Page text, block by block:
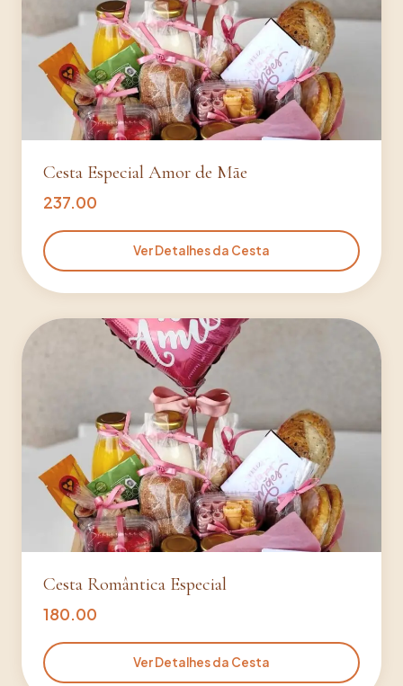
Cesta Especial Amor de Mãe
237.00
Ver Detalhes da Cesta
Cesta Romântica Especial
180.00
Ver Detalhes da Cesta